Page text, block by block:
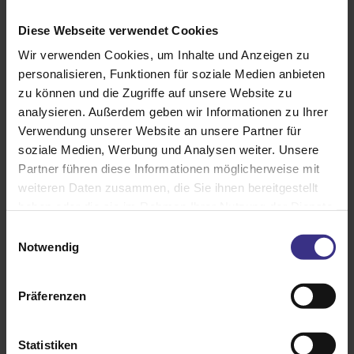
Diese Webseite verwendet Cookies
Wir verwenden Cookies, um Inhalte und Anzeigen zu
personalisieren, Funktionen für soziale Medien anbieten
zu können und die Zugriffe auf unsere Website zu
analysieren. Außerdem geben wir Informationen zu Ihrer
Verwendung unserer Website an unsere Partner für
soziale Medien, Werbung und Analysen weiter. Unsere
Partner führen diese Informationen möglicherweise mit
weiteren Daten zusammen, die Sie ihnen bereitgestellt
Notwendig
Präferenzen
Statistiken
– Senken Sie mit dem passenden Sonnenschutz Ihre
sommerliche Kühllast durch Reduzierung des Wärme- und
Lichteinfalls um bis zu 60 %.
– Im Winter lenken Sonnenschutzsysteme die Sonnenstrahlen
gezielt ins Haus und sparen dadurch bis zu 41 % des
Heizbedarfs.
– Gleichzeitig erhöhen Sie die Klimaresilienz und steigern das
Treten Sie gerne mit uns in Kontakt. Gemeinsam finden wir die
optimale Lösung für Ihre individuelle Situation!